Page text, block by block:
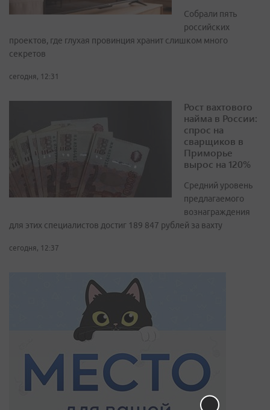
Собрали пять
российских
проектов, где глухая провинция хранит слишком много
секретов
сегодня, 12:31
Рост вахтового
найма в России:
спрос на
сварщиков в
Приморье
вырос на 120%
Средний уровень
предлагаемого
вознаграждения
для этих специалистов достиг 189 847 рублей за вахту
сегодня, 12:37